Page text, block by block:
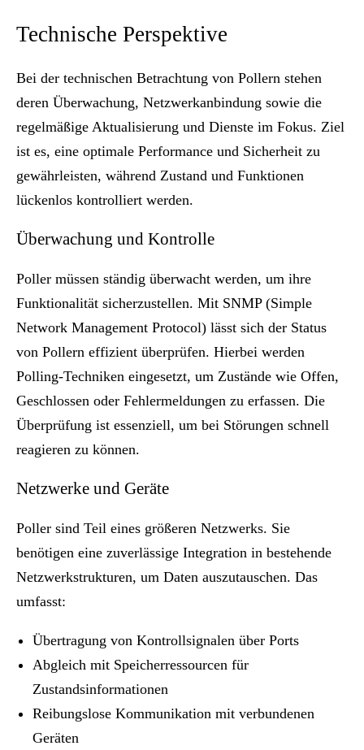
Technische Perspektive
Bei der technischen Betrachtung von Pollern stehen
deren Überwachung, Netzwerkanbindung sowie die
regelmäßige Aktualisierung und Dienste im Fokus. Ziel
ist es, eine optimale Performance und Sicherheit zu
gewährleisten, während Zustand und Funktionen
lückenlos kontrolliert werden.
Überwachung und Kontrolle
Poller müssen ständig überwacht werden, um ihre
Funktionalität sicherzustellen. Mit SNMP (Simple
Network Management Protocol) lässt sich der Status
von Pollern effizient überprüfen. Hierbei werden
Polling-Techniken eingesetzt, um Zustände wie Offen,
Geschlossen oder Fehlermeldungen zu erfassen. Die
Überprüfung ist essenziell, um bei Störungen schnell
reagieren zu können.
Netzwerke und Geräte
Poller sind Teil eines größeren Netzwerks. Sie
benötigen eine zuverlässige Integration in bestehende
Netzwerkstrukturen, um Daten auszutauschen. Das
umfasst:
Übertragung von Kontrollsignalen über Ports
Abgleich mit Speicherressourcen für
Zustandsinformationen
Reibungslose Kommunikation mit verbundenen
Geräten